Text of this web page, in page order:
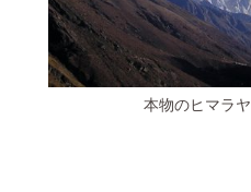
本物のヒマラヤ